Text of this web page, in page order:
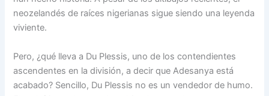
neozelandés de raíces nigerianas sigue siendo una leyenda
viviente.
Pero, ¿qué lleva a Du Plessis, uno de los contendientes
ascendentes en la división, a decir que Adesanya está
acabado? Sencillo, Du Plessis no es un vendedor de humo.